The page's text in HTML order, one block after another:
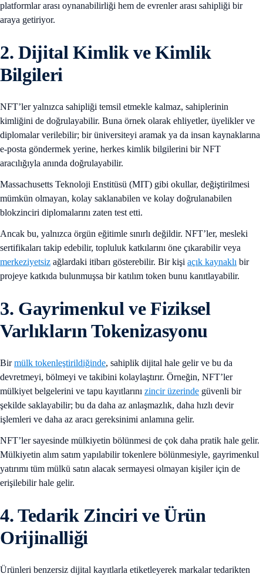
platformlar arası oynanabilirliği hem de evrenler arası sahipliği bir
araya getiriyor.
2. Dijital Kimlik ve Kimlik
Bilgileri
NFT’ler yalnızca sahipliği temsil etmekle kalmaz, sahiplerinin
kimliğini de doğrulayabilir. Buna örnek olarak ehliyetler, üyelikler ve
diplomalar verilebilir; bir üniversiteyi aramak ya da insan kaynaklarına
e-posta göndermek yerine, herkes kimlik bilgilerini bir NFT
aracılığıyla anında doğrulayabilir.
Massachusetts Teknoloji Enstitüsü (MIT) gibi okullar, değiştirilmesi
mümkün olmayan, kolay saklanabilen ve kolay doğrulanabilen
blokzinciri diplomalarını zaten test etti.
Ancak bu, yalnızca örgün eğitimle sınırlı değildir. NFT’ler, mesleki
sertifikaları takip edebilir, topluluk katkılarını öne çıkarabilir veya
merkeziyetsiz ağlardaki itibarı gösterebilir. Bir kişi açık kaynaklı bir
projeye katkıda bulunmuşsa bir katılım token bunu kanıtlayabilir.
3. Gayrimenkul ve Fiziksel
Varlıkların Tokenizasyonu
Birmülk tokenleştirildiğinde, sahiplik dijital hale gelir ve bu da
devretmeyi, bölmeyi ve takibini kolaylaştırır. Örneğin, NFT’ler
mülkiyet belgelerini ve tapu kayıtlarını zincir üzerinde güvenli bir
şekilde saklayabilir; bu da daha az anlaşmazlık, daha hızlı devir
işlemleri ve daha az aracı gereksinimi anlamına gelir.
NFT’ler sayesinde mülkiyetin bölünmesi de çok daha pratik hale gelir.
Mülkiyetin alım satım yapılabilir tokenlere bölünmesiyle, gayrimenkul
yatırımı tüm mülkü satın alacak sermayesi olmayan kişiler için de
erişilebilir hale gelir.
4. Tedarik Zinciri ve Ürün
Orijinalliği
Ürünleri benzersiz dijital kayıtlarla etiketleyerek markalar tedarikten